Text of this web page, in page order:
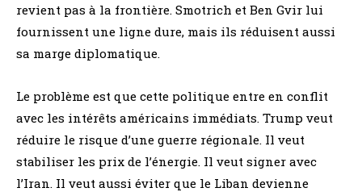
revient pas à la frontière. Smotrich et Ben Gvir lui
fournissent une ligne dure, mais ils réduisent aussi
sa marge diplomatique.
Le problème est que cette politique entre en conflit
avec les intérêts américains immédiats. Trump veut
réduire le risque d’une guerre régionale. Il veut
stabiliser les prix de l’énergie. Il veut signer avec
l’Iran. Il veut aussi éviter que le Liban devienne